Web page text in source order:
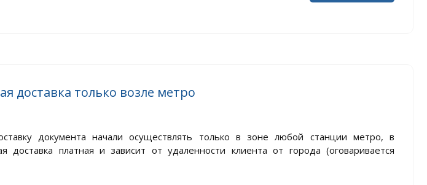
доставка только возле метро
документа начали осуществлять только в зоне любой станции метро, в
доставка платная и зависит от удаленности клиента от города (оговаривается